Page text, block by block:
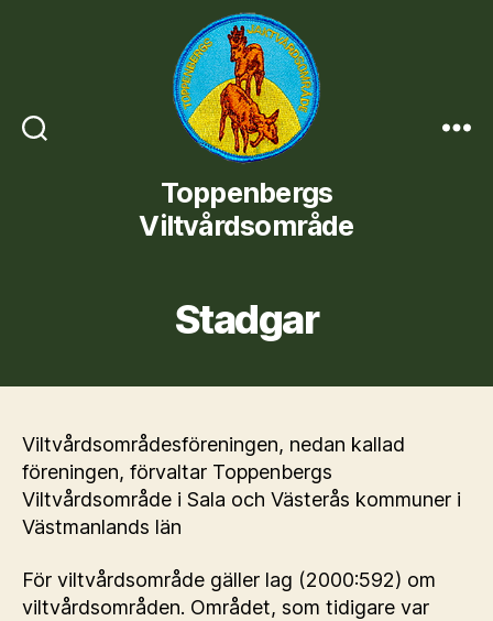
Viltvårdsområde
Toppenbergs
Viltvårdsområde
Stadgar
Viltvårdsområdesföreningen, nedan kallad
föreningen, förvaltar Toppenbergs
Viltvårdsområde i Sala och Västerås kommuner i
Västmanlands län
För viltvårdsområde gäller lag (2000:592) om
viltvårdsområden. Området, som tidigare var